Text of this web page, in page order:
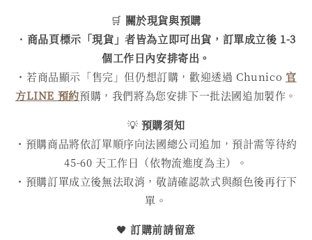
🛒 關於現貨與預購
・ 商品頁標示「現貨」者皆為立即可出貨，訂單成立後 1-3
個工作日內安排寄出。
・若商品顯示「售完」但仍想訂購，歡迎透過 Chunico 官
方LINE 預約預購，我們將為您安排下一批法國追加製作。
💡 預購須知
・預購商品將依訂單順序向法國總公司追加，預計需等待約
45-60 天工作日（依物流進度為主）。
・預購訂單成立後無法取消，敬請確認款式與顏色後再行下
單。
🖤訂購前請留意